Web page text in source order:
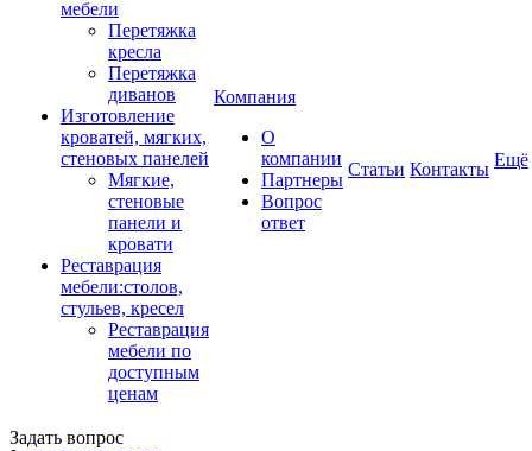
мебели
Перетяжка
кресла
Перетяжка
диванов
Изготовление
кроватей, мягких,
стеновых панелей
Мягкие,
стеновые
панели и
кровати
Реставрация
мебели:столов,
стульев, кресел
Реставрация
мебели по
доступным
ценам
Компания
О
компании
Партнеры
Вопрос
ответ
Cтатьи Контакты Ещё
Задать вопрос